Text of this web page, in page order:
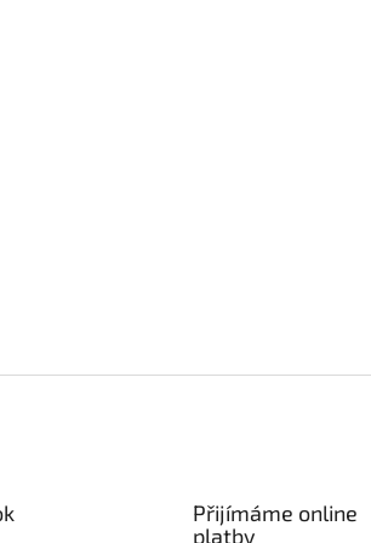
Přijímáme online
platby